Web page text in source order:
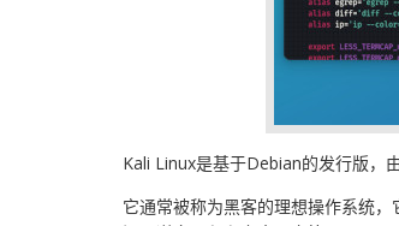
Kali Linux是基于Debian的发行版，
它通常被称为黑客的理想操作系统